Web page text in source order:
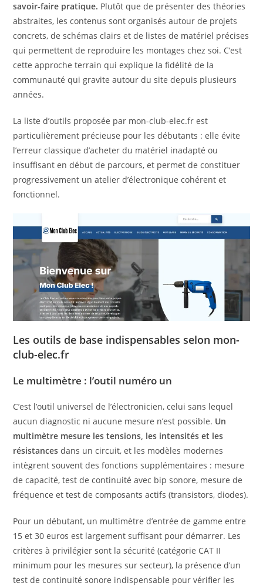
savoir-faire pratique. Plutôt que de présenter des théories
abstraites, les contenus sont organisés autour de projets
concrets, de schémas clairs et de listes de matériel précises
qui permettent de reproduire les montages chez soi. C’est
cette approche terrain qui explique la fidélité de la
communauté qui gravite autour du site depuis plusieurs
années.
La liste d’outils proposée par mon-club-elec.fr est
particulièrement précieuse pour les débutants : elle évite
l’erreur classique d’acheter du matériel inadapté ou
insuffisant en début de parcours, et permet de constituer
progressivement un atelier d’électronique cohérent et
fonctionnel.
Les outils de base indispensables selon mon-
club-elec.fr
Le multimètre : l’outil numéro un
C’est l’outil universel de l’électronicien, celui sans lequel
aucun diagnostic ni aucune mesure n’est possible. Un
multimètre mesure les tensions, les intensités et les
résistances dans un circuit, et les modèles modernes
intègrent souvent des fonctions supplémentaires : mesure
de capacité, test de continuité avec bip sonore, mesure de
fréquence et test de composants actifs (transistors, diodes).
Pour un débutant, un multimètre d’entrée de gamme entre
15 et 30 euros est largement suffisant pour démarrer. Les
critères à privilégier sont la sécurité (catégorie CAT II
minimum pour les mesures sur secteur), la présence d’un
test de continuité sonore indispensable pour vérifier les